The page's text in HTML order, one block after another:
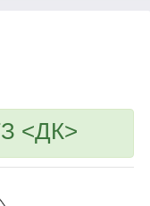
<ДК>